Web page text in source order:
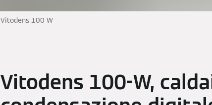
Vitodens 100 W
Vitodens 100-W,